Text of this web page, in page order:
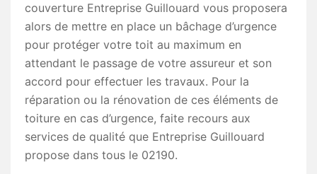
couverture Entreprise Guillouard vous proposera
alors de mettre en place un bâchage d’urgence
pour protéger votre toit au maximum en
attendant le passage de votre assureur et son
accord pour effectuer les travaux. Pour la
réparation ou la rénovation de ces éléments de
toiture en cas d’urgence, faite recours aux
services de qualité que Entreprise Guillouard
propose dans tous le 02190.